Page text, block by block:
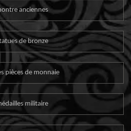
anciennes
de bronze
pièces de monnaie
militaire